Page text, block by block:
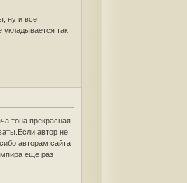
ну и все
укладывается так
тона прекрасная-
автор не
авторам сайта
еще раз